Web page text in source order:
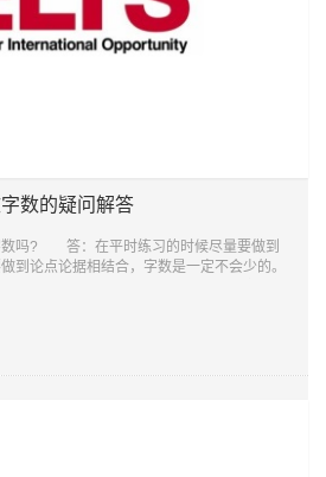
数的疑问解答
吗? 答：在平时练习的时候尽量要做到
到论点论据相结合，字数是一定不会少的。